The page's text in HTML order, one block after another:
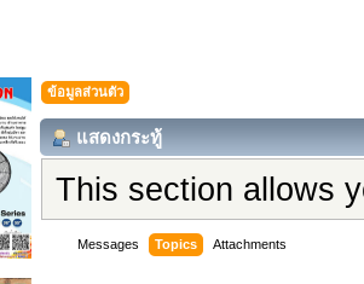
ข้อมูลส่วนตัว
แสดงกระทู้
This section allows
Messages Topics Attachments